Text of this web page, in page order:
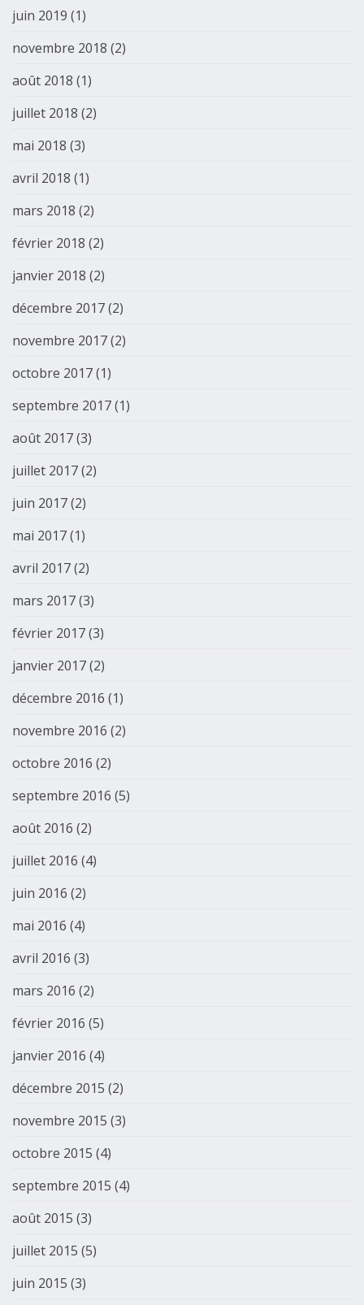
juin 2019 (1)
novembre 2018 (2)
août 2018 (1)
juillet 2018 (2)
mai 2018 (3)
avril 2018 (1)
mars 2018 (2)
février 2018 (2)
janvier 2018 (2)
décembre 2017(2)
novembre 2017(2)
octobre 2017(1)
septembre 2017(1)
août 2017(3)
juillet 2017(2)
juin 2017(2)
mai 2017(1)
avril 2017(2)
mars 2017(3)
février 2017(3)
janvier 2017(2)
décembre 2016 (1)
novembre 2016 (2)
octobre 2016 (2)
septembre 2016 (5)
août 2016 (2)
juillet 2016 (4)
juin 2016 (2)
mai 2016 (4)
avril 2016 (3)
mars 2016 (2)
février 2016 (5)
janvier 2016 (4)
décembre 2015 (2)
novembre 2015 (3)
octobre 2015 (4)
septembre 2015 (4)
août 2015 (3)
juillet 2015 (5)
juin 2015 (3)